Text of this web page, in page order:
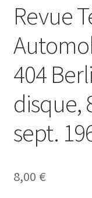
Revue
404
disque,
sept.
8,00 €